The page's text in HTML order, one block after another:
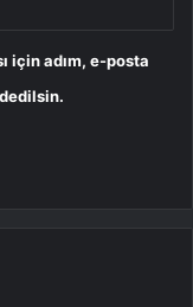
için adım, e-posta